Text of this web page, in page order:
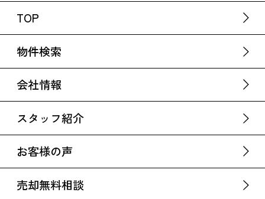
TOP
物件検索
会社情報
スタッフ紹介
お客様の声
売却無料相談